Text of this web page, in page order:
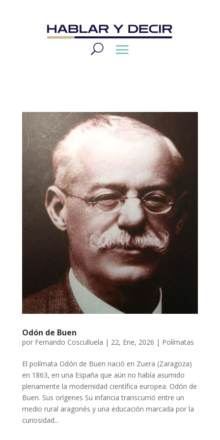
Odón de Buen
por Fernando Cosculluela | 22, Ene, 2026 | Polímatas
El polímata Odón de Buen nació en Zuera (Zaragoza)
en 1863, en una España que aún no había asumido
plenamente la modernidad científica europea. Odón de
Buen. Sus orígenes Su infancia transcurrió entre un
medio rural aragonés y una educación marcada por la
curiosidad...